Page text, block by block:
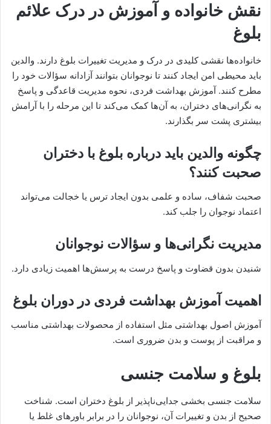
نقش خانواده و آموزش در درک علائم
بلوغ
خانواده‌ها نقشی کلیدی در درک و مدیریت تغییرات بلوغ دارند. والدین
باید محیطی امن ایجاد کنند تا نوجوانان بتوانند آزادانه سؤالات خود را
مطرح کنند. آموزش بهداشت فردی، نحوه مدیریت قاعدگی و پاسخ
به نگرانی‌های دختران، به آن‌ها کمک می‌کند تا این مرحله را با آرامش
بیشتری پشت سر بگذارند.
چگونه والدین باید درباره بلوغ با دختران
صحبت کنند؟
صحبت شفاف، ساده و علمی بدون ایجاد ترس یا خجالت می‌تواند
اعتماد نوجوان را جلب کند.
مدیریت نگرانی‌ها و سؤالات نوجوانان
شنیدن بدون قضاوت و پاسخ درست به پرسش‌ها اهمیت زیادی دارد.
اهمیت آموزش بهداشت فردی در دوران بلوغ
آموزش اصول بهداشتی مثل استفاده از محصولات بهداشتی مناسب
و مراقبت از پوست و بدن ضروری است.
بلوغ و سلامت جنسی
سلامت جنسی بخشی جدایی‌ناپذیر از بلوغ دختران است. شناخت
صحیح از بدن و تغییرات آن، نوجوانان را در برابر باورهای غلط یا